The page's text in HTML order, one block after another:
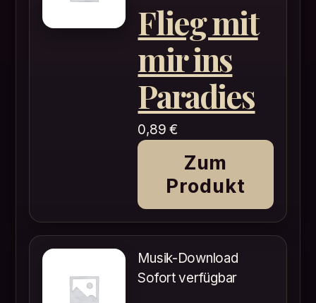
Flieg mit
mir ins
Paradies
0,89€
Zum
Produkt
Musik-Download
Sofort verfügbar